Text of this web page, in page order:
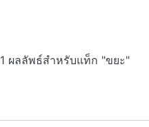
1 ผลลัพธ์สำหรับแท็ก "ขยะ"